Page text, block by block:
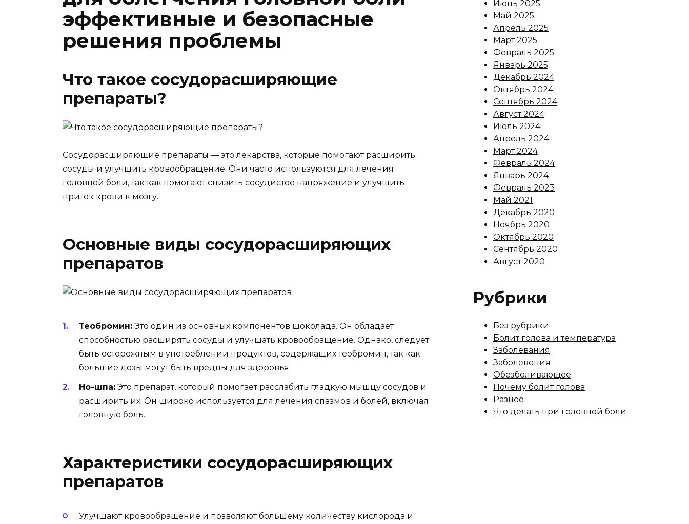
эффективные и безопасные
решения проблемы
Что такое сосудорасширяющие
препараты?
Сосудорасширяющие препараты — это лекарства, которые помогают расширить
сосуды и улучшить кровообращение. Они часто используются для лечения
головной боли, так как помогают снизить сосудистое напряжение и улучшить
приток крови к мозгу.
Основные виды сосудорасширяющих
препаратов
Теобромин: Это один из основных компонентов шоколада. Он обладает
способностью расширять сосуды и улучшать кровообращение. Однако, следует
быть осторожным в употреблении продуктов, содержащих теобромин, так как
большие дозы могут быть вредны для здоровья.
Но-шпа: Это препарат, который помогает расслабить гладкую мышцу сосудов и
расширить их. Он широко используется для лечения спазмов и болей, включая
головную боль.
Характеристики сосудорасширяющих
препаратов
Улучшают кровообращение и позволяют большему количеству кислорода и
Июнь 2025
Май 2025
Апрель 2025
Март 2025
Февраль 2025
Январь 2025
Декабрь 2024
Октябрь 2024
Сентябрь 2024
Август 2024
Июль 2024
Апрель 2024
Март 2024
Февраль 2024
Январь 2024
Февраль 2023
Май 2021
Декабрь 2020
Ноябрь 2020
Октябрь 2020
Сентябрь 2020
Август 2020
Рубрики
Без рубрики
Болит голова и температура
Заболевания
Заболевения
Обезболивающее
Почему болит голова
Разное
Что делать при головной боли